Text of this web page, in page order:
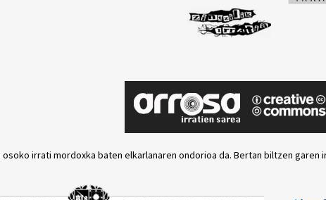
osoko irrati mordoxka baten elkarlanaren ondorioa da. Bertan biltzen